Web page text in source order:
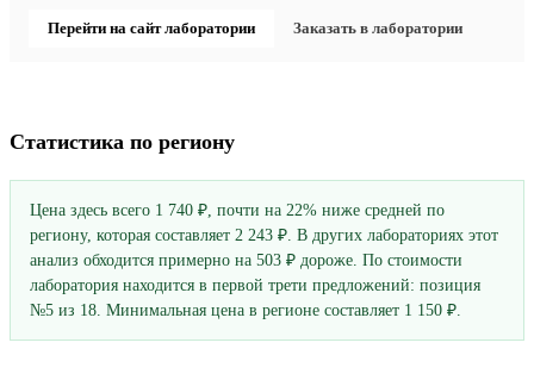
Перейти на сайт лаборатории Заказать в лаборатории
Статистика по региону
Цена здесь всего 1 740 ₽, почти на 22% ниже средней по
региону, которая составляет 2 243 ₽. В других лабораториях этот
анализ обходится примерно на 503 ₽ дороже. По стоимости
лаборатория находится в первой трети предложений: позиция
№5 из 18. Минимальная цена в регионе составляет 1 150 ₽.